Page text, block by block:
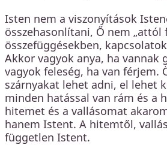
Isten nem a viszonyítások
összehasonlítani, Ő nem „attól
összefüggésekben,
Akkor vagyok anya, ha vannak
vagyok feleség, ha van férjem.
szárnyakat lehet adni, el lehet
minden hatással van rám és a
hitemet és a vallásomat
hanem Istent. A hitemtől,
független Istent.